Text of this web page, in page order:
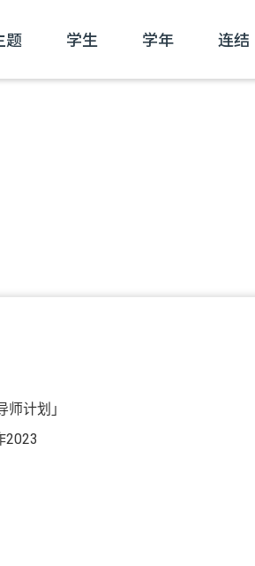
题 学生 学年 连结
计划」
2023